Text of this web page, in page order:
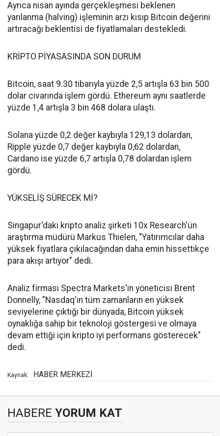
Ayrıca nisan ayında gerçekleşmesi beklenen
yarılanma (halving) işleminin arzı kısıp Bitcoin değerini
artıracağı beklentisi de fiyatlamaları destekledi.
KRİPTO PİYASASINDA SON DURUM
Bitcoin, saat 9.30 tibarıyla yüzde 2,5 artışla 63 bin 500
dolar civarında işlem gördü. Ethereum aynı saatlerde
yüzde 1,4 artışla 3 bin 468 dolara ulaştı.
Solana yüzde 0,2 değer kaybıyla 129,13 dolardan,
Ripple yüzde 0,7 değer kaybıyla 0,62 dolardan,
Cardano ise yüzde 6,7 artışla 0,78 dolardan işlem
gördü.
YÜKSELİŞ SÜRECEK Mİ?
Singapur'daki kripto analiz şirketi 10x Research'ün
araştırma müdürü Markus Thielen, "Yatırımcılar daha
yüksek fiyatlara çıkılacağından daha emin hissettikçe
para akışı artıyor" dedi.
Analiz firması Spectra Markets'in yöneticisi Brent
Donnelly, "Nasdaq'ın tüm zamanların en yüksek
seviyelerine çıktığı bir dünyada, Bitcoin yüksek
oynaklığa sahip bir teknoloji göstergesi ve olmaya
devam ettiği için kripto iyi performans gösterecek"
dedi.
Kaynak: HABER MERKEZİ
HABERE YORUM KAT